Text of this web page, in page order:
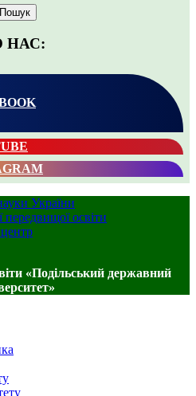
Пошук
НАС:
України
освіти
«Подільський державний